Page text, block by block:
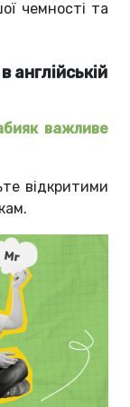
чемності та
англійській
важливе
відкритими